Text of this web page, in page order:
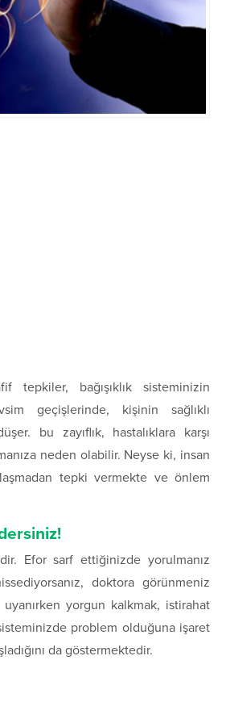
tepkiler, bağışıklık sisteminizin
geçişlerinde, kişinin sağlıklı
bu zayıflık, hastalıklara karşı
neden olabilir. Neyse ki, insan
tepki vermekte ve önlem
Efor sarf ettiğinizde yorulmanız
doktora görünmeniz
yorgun kalkmak, istirahat
problem olduğuna işaret
da göstermektedir.